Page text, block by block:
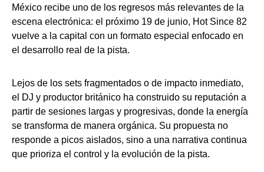
México recibe uno de los regresos más relevantes de la
escena electrónica: el próximo 19 de junio, Hot Since 82
vuelve a la capital con un formato especial enfocado en
el desarrollo real de la pista.
Lejos de los sets fragmentados o de impacto inmediato,
el DJ y productor británico ha construido su reputación a
partir de sesiones largas y progresivas, donde la energía
se transforma de manera orgánica. Su propuesta no
responde a picos aislados, sino a una narrativa continua
que prioriza el control y la evolución de la pista.